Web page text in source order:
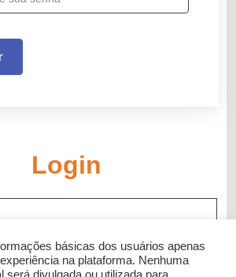
Login
básicas dos usuários apenas
na plataforma. Nenhuma